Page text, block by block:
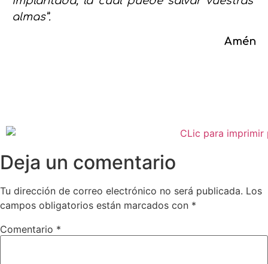
almas”.
Amén
Deja un comentario
Tu dirección de correo electrónico no será publicada. Los
campos obligatorios están marcados con *
Comentario *